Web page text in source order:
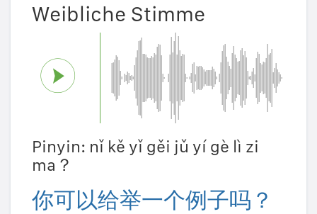
Weibliche Stimme
Pinyin: nǐ kě yǐ gěi jǔ yí gè lì zi
ma？
你可以给举一个例子吗？